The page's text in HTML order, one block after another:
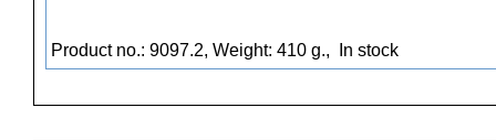
Product no.: 9097.2, Weight: 410 g., In stock